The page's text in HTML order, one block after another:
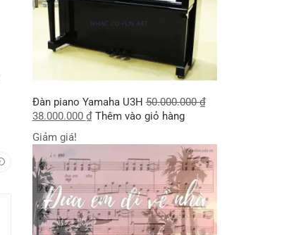
Đàn piano Yamaha U3H 50.000.000₫
38.000.000 ₫ Thêm vào giỏ hàng
Giảm giá!